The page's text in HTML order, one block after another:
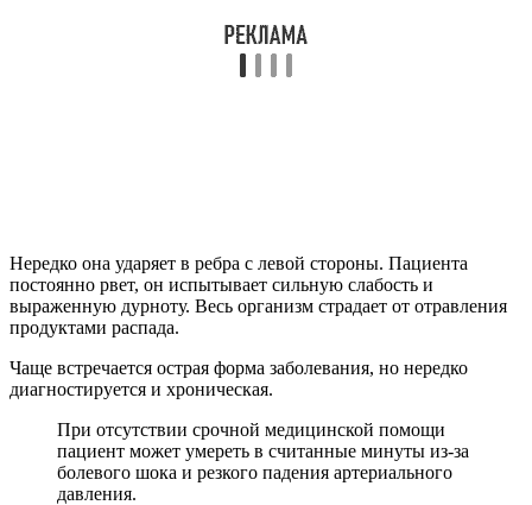
Нередко она ударяет в ребра с левой стороны. Пациента
постоянно рвет, он испытывает сильную слабость и
выраженную дурноту. Весь организм страдает от отравления
продуктами распада.
Чаще встречается острая форма заболевания, но нередко
диагностируется и хроническая.
При отсутствии срочной медицинской помощи
пациент может умереть в считанные минуты из-за
болевого шока и резкого падения артериального
давления.